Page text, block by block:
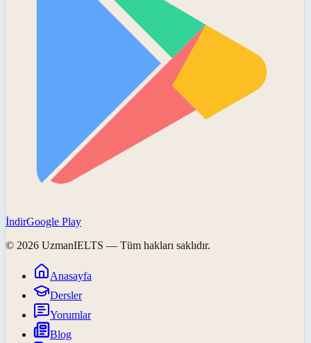
İndirGoogle Play
© 2026 UzmanIELTS — Tüm hakları saklıdır.
Anasayfa
Dersler
Yorumlar
Blog